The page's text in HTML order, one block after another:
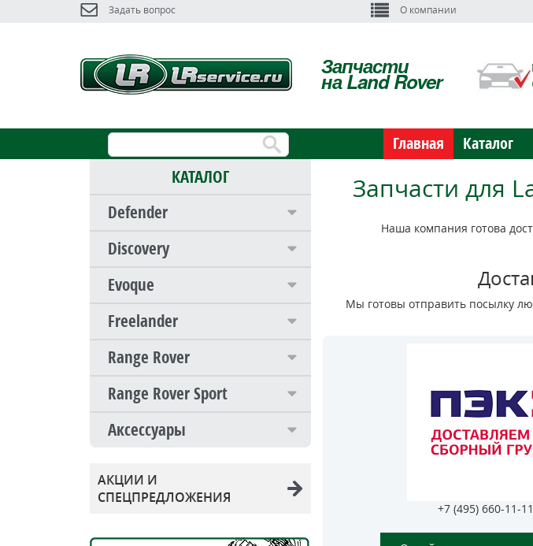
Задать вопрос О компании
Запчасти
на Land Rover
Главная Каталог
КАТАЛОГ
Defender
Discovery
Evoque
Freelander
Range Rover
Range Rover Sport
Аксессуары
АКЦИИ И
СПЕЦПРЕДЛОЖЕНИЯ
Запчасти для
Наша компания готова
Мы готовы отправить посылку
+7 (495) 660-11-11